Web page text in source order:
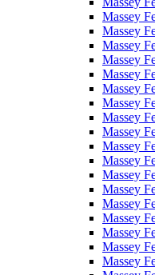
Massey
Massey
Massey
Massey
Massey
Massey
Massey
Massey
Massey
Massey
Massey
Massey
Massey
Massey
Massey
Massey
Massey
Massey